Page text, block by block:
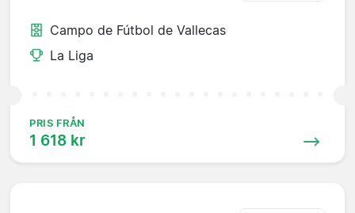
Campo de Fútbol de Vallecas
La Liga
PRIS FRÅN
1 618 kr